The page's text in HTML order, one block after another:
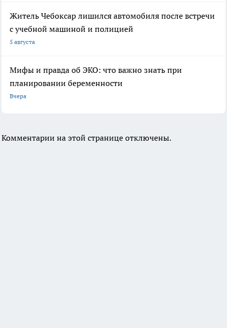
Житель Чебоксар лишился автомобиля после встречи
с учебной машиной и полицией
5 августа
Мифы и правда об ЭКО: что важно знать при
планировании беременности
Вчера
Комментарии на этой странице отключены.